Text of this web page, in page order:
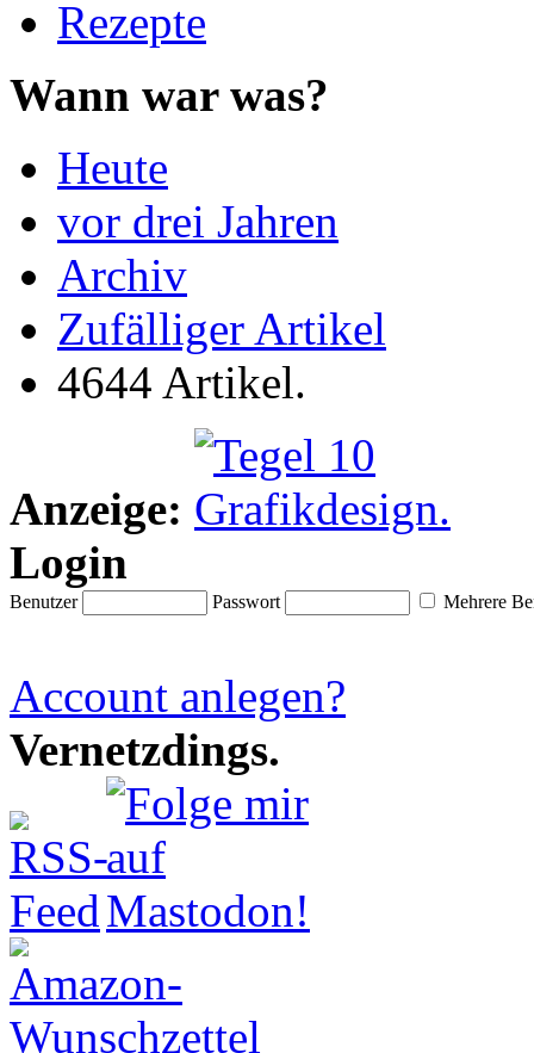
Rezepte
Wann war was?
Heute
vor drei Jahren
Archiv
Zufälliger Artikel
4644 Artikel.
Anzeige:
Login
Benutzer Passwort Mehrere
Account anlegen?
Vernetzdings.